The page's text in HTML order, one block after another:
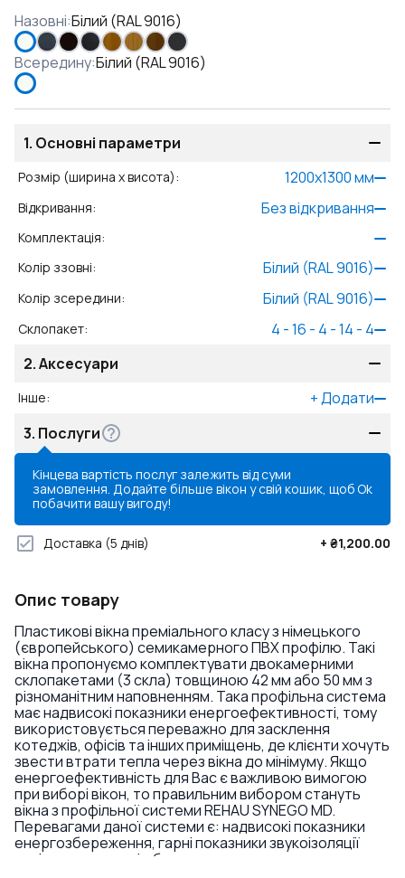
Назовні:Білий (RAL 9016)
Всередину:Білий (RAL 9016)
1. Основні параметри
Розмір (ширина x висота): 1200x1300мм
Відкривання: Без відкривання
Комплектація:
Колір ззовні: Білий (RAL 9016)
Колір зсередини: Білий (RAL 9016)
Склопакет:
4 - 16 - 4 - 14 - 4
2.Аксесуари
Інше: +Додати
3. Послуги
Кінцева вартість послуг залежить від суми
замовлення. Додайте більше вікон у свій кошик, щоб
побачити вашу вигоду!
Ok
Доставка (5 днів) + ₴1,200.00
Опис товару
Пластикові вікна преміального класу з німецького
(європейського) семикамерного ПВХ профілю. Такі
вікна пропонуємо комплектувати двокамерними
склопакетами (3 скла) товщиною 42 мм або 50 мм з
різноманітним наповненням. Така профільна система
має надвисокі показники енергоефективності, тому
використовується переважно для засклення
котеджів, офісів та інших приміщень, де клієнти хочуть
звести втрати тепла через вікна до мінімуму. Якщо
енергоефективність для Вас є важливою вимогою
при виборі вікон, то правильним вибором стануть
вікна з профільної системи REHAU SYNEGO MD.
Перевагами даної системи є: надвисокі показники
енергозбереження, гарні показники звукоізоляції
навіть у комплекті з базовими склопакетами,